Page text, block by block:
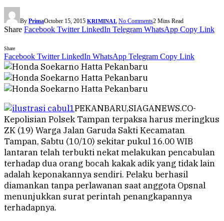
By PrimaOctober 15, 2015 KRIMINAL No Comments2 Mins Read
Share Facebook Twitter LinkedIn Telegram WhatsApp Copy Link
Share
Facebook Twitter LinkedIn WhatsApp Telegram Copy Link
PEKANBARU,SIAGANEWS.CO-
Kepolisian Polsek Tampan terpaksa harus meringkus
ZK (19) Warga Jalan Garuda Sakti Kecamatan
Tampan, Sabtu (10/10) sekitar pukul 16.00 WIB
lantaran telah terbukti nekat melakukan pencabulan
terhadap dua orang bocah kakak adik yang tidak lain
adalah keponakannya sendiri. Pelaku berhasil
diamankan tanpa perlawanan saat anggota Opsnal
menunjukkan surat perintah penangkapannya
terhadapnya.